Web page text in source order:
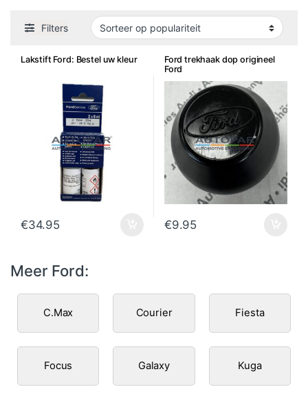
Filters
Lakstift Ford: Bestel uw kleur
€34.95
Ford trekhaak dop origineel
Ford
€9.95
Meer Ford:
C.Max Courier Fiesta
Focus Galaxy Kuga